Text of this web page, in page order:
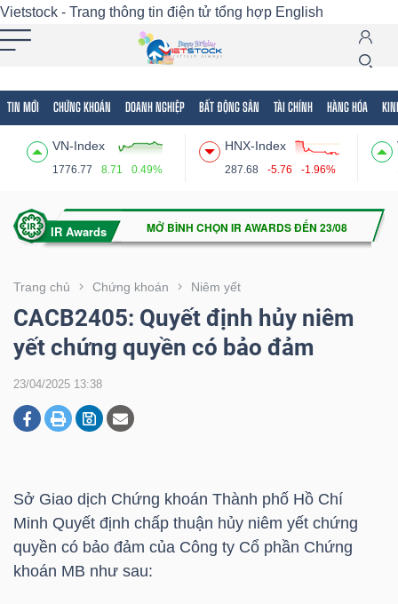
Vietstock - Trang thông tin điện tử tổng hợp English
TIN MỚI CHỨNG KHOÁN DOANH NGHIỆP BẤT ĐỘNG SẢN TÀI CHÍNH HÀNG HÓA
VN-Index
1776.77 8.71 0.49%
HNX-Index
287.68 -5.76 -1.96%
Trang chủ Chứng khoán Niêm yết
CACB2405: Quyết định hủy niêm
yết chứng quyền có bảo đảm
23/04/2025 13:38
Sở Giao dịch Chứng khoán Thành phố Hồ Chí
Minh Quyết định chấp thuận hủy niêm yết chứng
quyền có bảo đảm của Công ty Cổ phần Chứng
khoán MB như sau:
Tất cả Tính năng Ngành Mã chứng khoán
Tính
(-)
VIETSTOCK
CHỨNG
BẤT